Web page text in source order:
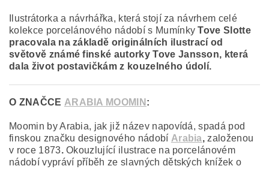
Ilustrátorka a návrhářka, která stojí za návrhem celé
kolekce porcelánového nádobí s MumínkyTove Slotte
pracovala na základě originálních ilustrací od
světově známé finské autorky Tove Jansson, která
dala život postavičkám z kouzelného údolí.
O ZNAČCE ARABIA MOOMIN :
Moomin by Arabia, jak již název napovídá, spadá pod
finskou značku designového nádobí Arabia, založenou
v roce 1873.Okouzlující ilustrace na porcelánovém
nádobí vypráví příběh ze slavných dětských knížek o